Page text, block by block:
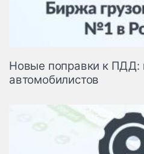
Новые поправки к ПДД:
автомобилистов